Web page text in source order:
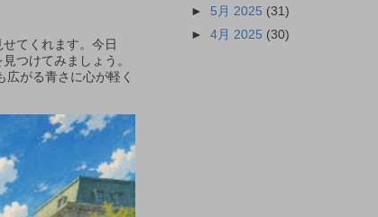
てくれます。今日
つけてみましょう。
がる青さに心が軽く
► 5月 2025 (31)
►4月 2025 (30)